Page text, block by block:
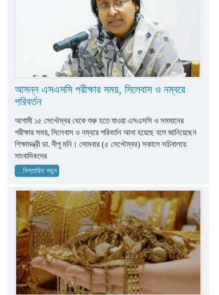
আসন্ন এসএসসি পরীক্ষার সময়, সিলেবাস ও নম্বরে
পরিবর্তন
আগামী ১৫ সেপ্টেম্বর থেকে শুরু হতে যাওয়া এসএসসি ও সমমানের
পরীক্ষার সময়, সিলেবাস ও নম্বরে পরিবর্তন আনা হয়েছে বলে জানিয়েছেন
শিক্ষামন্ত্রী ডা. দীপু মনি। সোমবার (৫ সেপ্টেম্বর) সকালে সচিবালয়ে
সাংবাদিকদের
...বিস্তারিত পড়ুন